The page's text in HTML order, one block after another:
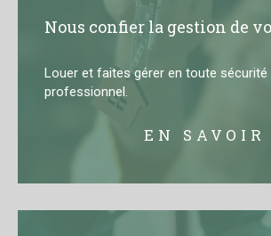
Nous confier la gestion de
Louer et faites gérer en toute sécurité
professionnel.
EN SAVOIR